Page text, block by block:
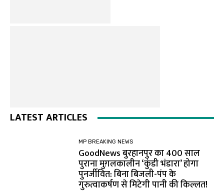
LATEST ARTICLES
MP BREAKING NEWS
GoodNews बुरहानपुर का 400 साल
पुराना मुग़लकालीन ‘कुंडी भंडारा’ होगा
पुनर्जीवित: बिना बिजली-पंप के
गुरुत्वाकर्षण से मिटेगी पानी की किल्लत!